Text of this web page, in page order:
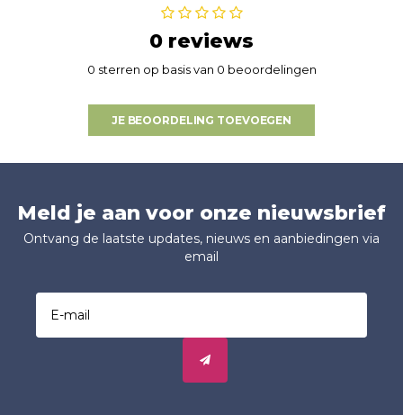
0 reviews
0 sterren op basis van 0 beoordelingen
JE BEOORDELING TOEVOEGEN
Meld je aan voor onze nieuwsbrief
Ontvang de laatste updates, nieuws en aanbiedingen via
email